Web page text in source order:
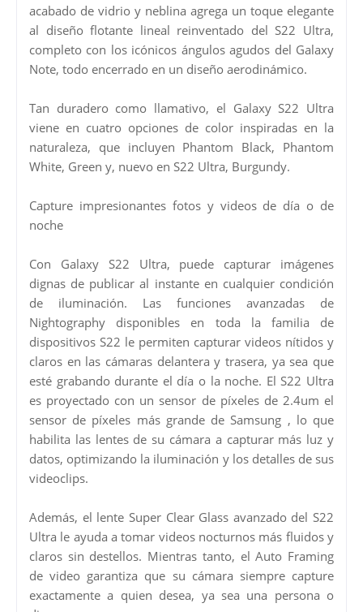
acabado de vidrio y neblina agrega un toque elegante
al diseño flotante lineal reinventado del S22 Ultra,
completo con los icónicos ángulos agudos del Galaxy
Note, todo encerrado en un diseño aerodinámico.
Tan duradero como llamativo, el Galaxy S22 Ultra
viene en cuatro opciones de color inspiradas en la
naturaleza, que incluyen Phantom Black, Phantom
White, Green y, nuevo en S22 Ultra, Burgundy.
Capture impresionantes fotos y videos de día o de
noche
Con Galaxy S22 Ultra, puede capturar imágenes
dignas de publicar al instante en cualquier condición
de iluminación. Las funciones avanzadas de
Nightography disponibles en toda la familia de
dispositivos S22 le permiten capturar videos nítidos y
claros en las cámaras delantera y trasera, ya sea que
esté grabando durante el día o la noche. El S22 Ultra
es proyectado con un sensor de píxeles de 2.4um el
sensor de píxeles más grande de Samsung , lo que
habilita las lentes de su cámara a capturar más luz y
datos, optimizando la iluminación y los detalles de sus
videoclips.
Además, el lente Super Clear Glass avanzado del S22
Ultra le ayuda a tomar videos nocturnos más fluidos y
claros sin destellos. Mientras tanto, el Auto Framing
de video garantiza que su cámara siempre capture
exactamente a quien desea, ya sea una persona o